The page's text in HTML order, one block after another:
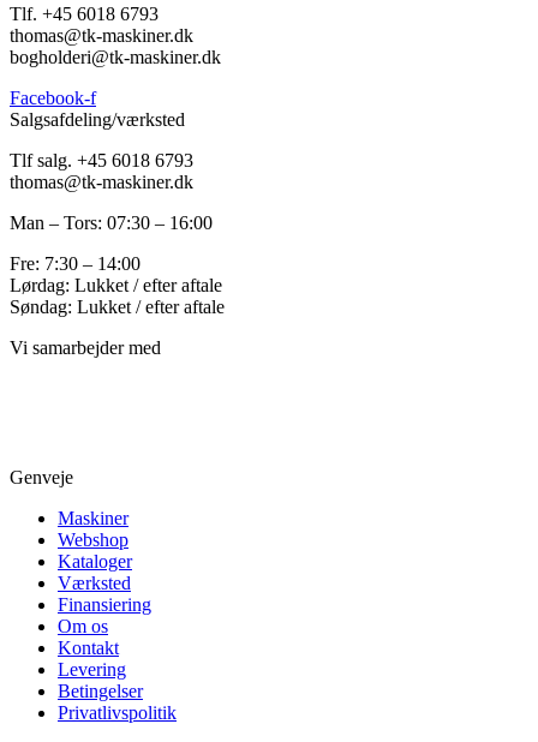
​Tlf. +45 6018 6793
thomas@tk-maskiner.dk
bogholderi@tk-maskiner.dk
Facebook-f
Salgsafdeling/værksted
Tlf salg. +45 6018 6793
thomas@tk-maskiner.dk
Man – Tors: 07:30 – 16:00
Fre: 7:30 – 14:00
Lørdag: Lukket / efter aftale
Søndag: Lukket / efter aftale
Vi samarbejder med
Genveje
Maskiner
Webshop
Kataloger
Værksted
Finansiering
Om os
Kontakt
Levering
Betingelser
Privatlivspolitik